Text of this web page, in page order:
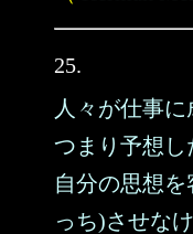
25.
人々が仕事に
つまり予想し
自分の思想
っち)させな